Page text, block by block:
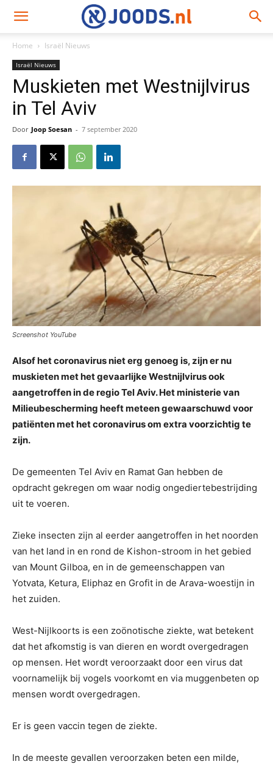
Home Israël Nieuws
Israël Nieuws
Muskieten met Westnijlvirus
in Tel Aviv
Door Joop Soesan - 7 september 2020
Screenshot YouTube
Alsof het coronavirus niet erg genoeg is, zijn er nu
muskieten met het gevaarlijke Westnijlvirus ook
aangetroffen in de regio Tel Aviv. Het ministerie van
Milieubescherming heeft meteen gewaarschuwd voor
patiënten met het coronavirus om extra voorzichtig te
zijn.
De gemeenten Tel Aviv en Ramat Gan hebben de
opdracht gekregen om waar nodig ongediertebestrijding
uit te voeren.
Zieke insecten zijn al eerder aangetroffen in het noorden
van het land in en rond de Kishon-stroom in het gebied
van Mount Gilboa, en in de gemeenschappen van
Yotvata, Ketura, Eliphaz en Grofit in de Arava-woestijn in
het zuiden.
West-Nijlkoorts is een zoönotische ziekte, wat betekent
dat het afkomstig is van dieren en wordt overgedragen
op mensen. Het wordt veroorzaakt door een virus dat
voornamelijk bij vogels voorkomt en via muggenbeten op
mensen wordt overgedragen.
Er is geen vaccin tegen de ziekte.
In de meeste gevallen veroorzaken beten een milde,